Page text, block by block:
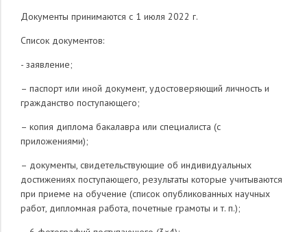
Документы принимаются с 1 июля 2022 г.
Список документов:
- заявление;
– паспорт или иной документ, удостоверяющий личность и
гражданство поступающего;
– копия диплома бакалавра или специалиста (с
приложениями);
– документы, свидетельствующие об индивидуальных
достижениях поступающего, результаты которые учитываются
при приеме на обучение (список опубликованных научных
работ, дипломная работа, почетные грамоты и т. п.);